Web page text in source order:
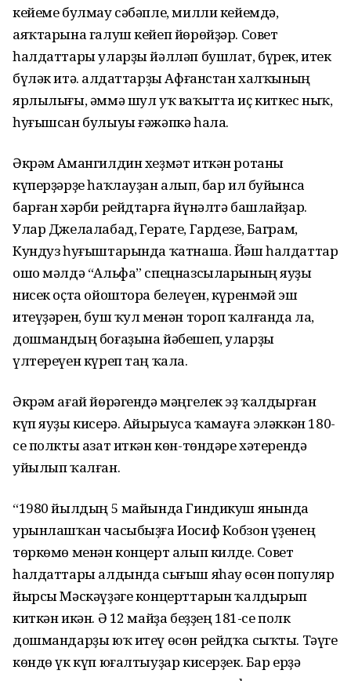
кейеме булмау сәбәпле, милли кейемдә,
аяҡтарына галуш кейеп йөрөйҙәр. Совет
һалдаттары уларҙы йәлләп бушлат, бүрек, итек
бүләк итә. Һалдаттарҙы Афғанстан халҡының
ярлылығы, әммә шул уҡ ваҡытта иҫ киткес ныҡ,
һуғышсан булыуы ғәжәпкә һала.
Әкрәм Амангилдин хеҙмәт иткән ротаны
күперҙәрҙе һаҡлауҙан алып, бар ил буйынса
барған хәрби рейдтарға йүнәлтә башлайҙар.
Улар Джелалабад, Герате, Гардезе, Баграм,
Кундуз һуғыштарында ҡатнаша. Йәш һалдаттар
ошо мәлдә “Альфа” спецназсыларының яуҙы
нисек оҫта ойоштора белеүен, күренмәй эш
итеүҙәрен, буш ҡул менән тороп ҡалғанда ла,
дошмандың боғаҙына йәбешеп, уларҙы
үлтереүен күреп таң ҡала.
Әкрәм ағай йөрәгендә мәңгелек эҙ ҡалдырған
күп яуҙы кисерә. Айырыуса ҡамауға эләккән 180-
се полкты азат иткән көн-төндәре хәтерендә
уйылып ҡалған.
“1980 йылдың 5 майында Гиндикуш янында
урынлашҡан часыбыҙға Иосиф Кобзон үҙенең
төркөмө менән концерт алып килде. Совет
һалдаттары алдында сығыш яһау өсөн популяр
йырсы Мәскәүҙәге концерттарын ҡалдырып
киткән икән. Ә 12 майҙа беҙҙең 181-се полк
дошмандарҙы юҡ итеү өсөн рейдҡа сыҡты. Тәүге
көндө үк күп юғалтыуҙар кисерҙек. Бар ерҙә